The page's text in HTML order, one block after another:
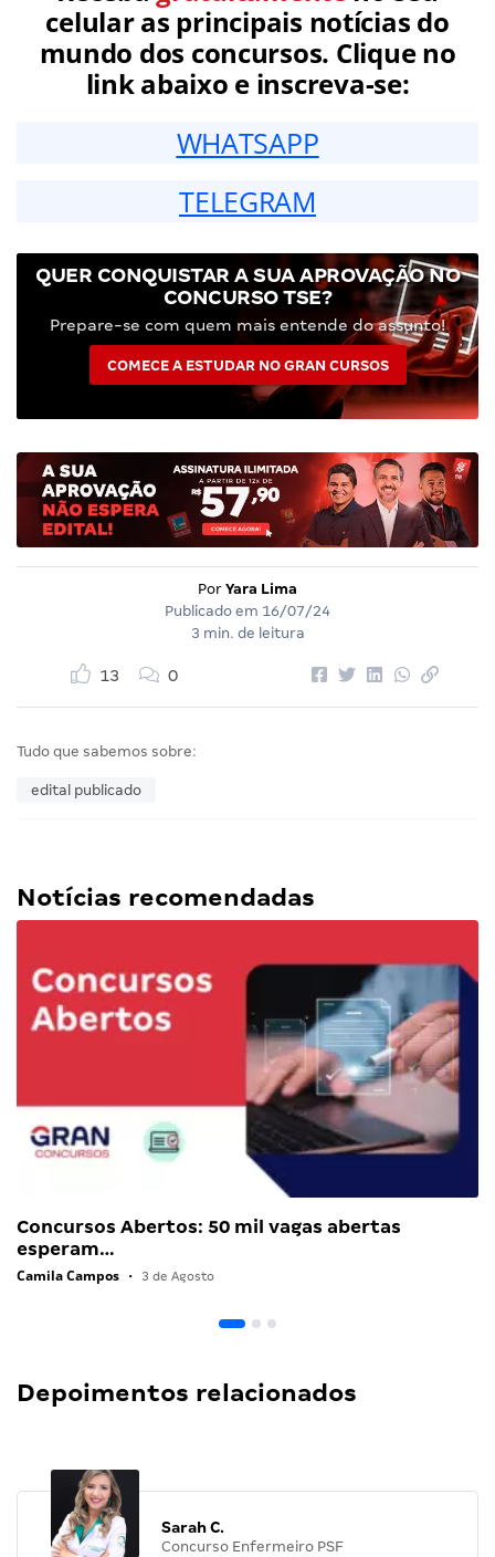
celular as principais notícias do
mundo dos concursos. Clique no
link abaixo e inscreva-se:
WHATSAPP
TELEGRAM
QUER CONQUISTAR A SUA APROVAÇÃO NO
CONCURSO TSE?
Prepare-se com quem mais entende do assunto!
COMECE A ESTUDAR NO GRAN CURSOS
Por Yara Lima
Publicado em 16/07/24
3 min. de leitura
13 0
Tudo que sabemos sobre:
edital publicado
Notícias recomendadas
Concursos Abertos: 50 mil vagas abertas
esperam…
Camila Campos • 3 de Agosto
Depoimentos relacionados
Sarah C.
Concurso Enfermeiro PSF